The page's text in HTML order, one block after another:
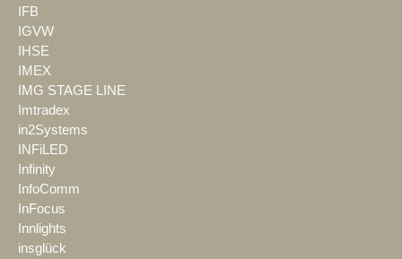
IFB
IGVW
IHSE
IMEX
IMG STAGE LINE
Imtradex
in2Systems
INFiLED
Infinity
InfoComm
InFocus
Innlights
insglück